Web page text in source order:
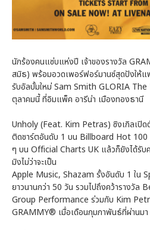
นักร้องคนแซ่บแห่งปี เจ้าของรางวัล
สมิธ) พร้อมอวดเพอร์ฟอร์มานซ์สุดปังให้แ
รับอัลบั้มใหม่ Sam Smith GLORIA
ตุลาคมนี้ ที่อิมแพ็ค อารีน่า เมืองทองธานี
Unholy (Feat. Kim Petras) ซิงเกิลเปิด
ติดชาร์ตอันดับ 1 บน Billboard Hot 100
ๆ บน Official Charts UK แล้วก็ยังได้รั
มิงไม่ว่าจะเป็น
Apple Music, Shazam รั้งอันดับ 1 ใน
ยาวนานกว่า 50 วัน รวมไปถึงคว้ารางวัล
Group Performance ร่วมกับ Kim
GRAMMY® เมื่อเดือนกุมภาพันธ์ที่ผ่านมา